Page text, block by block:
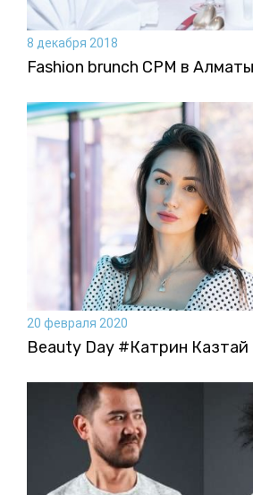
8 декабря 2018
Fashion brunch CPM в
20 февраля 2020
Beauty Day #Катрин Казтай